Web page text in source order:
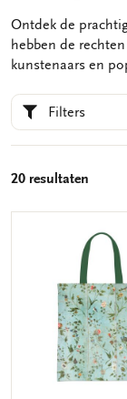
Ontdek de
hebben de
kunstenaars en
waarmee je
door onze
die mogelijk je
Filters
20 resultaten